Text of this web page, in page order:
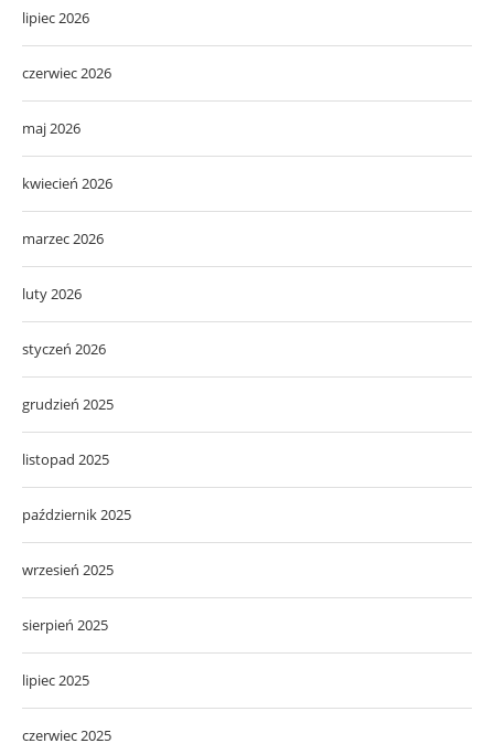
lipiec 2026
czerwiec 2026
maj 2026
kwiecień 2026
marzec 2026
luty 2026
styczeń 2026
grudzień 2025
listopad 2025
październik 2025
wrzesień 2025
sierpień 2025
lipiec 2025
czerwiec 2025